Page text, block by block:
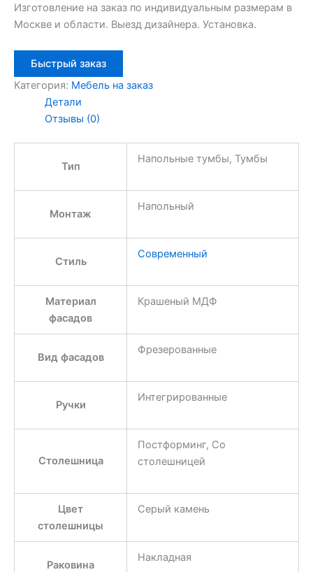
Изготовление на заказ по индивидуальным размерам в
Москве и области. Выезд дизайнера. Установка.
Быстрый заказ
Категория: Мебель на заказ
Детали
Отзывы (0)
Тип
Напольные тумбы, Тумбы
Монтаж
Напольный
Стиль
Современный
Материал
фасадов
Крашеный МДФ
Вид фасадов
Фрезерованные
Ручки
Интегрированные
Столешница
Постформинг, Со
столешницей
Цвет
столешницы
Серый камень
Раковина
Накладная